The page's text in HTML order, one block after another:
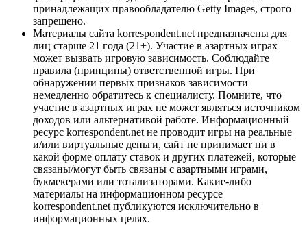
принадлежащих правообладателю Getty Images, строго
запрещено.
Материалы сайта korrespondent.net предназначены для
лиц старше 21 года (21+). Участие в азартных играх
может вызвать игровую зависимость. Соблюдайте
правила (принципы) ответственной игры. При
обнаружении первых признаков зависимости
немедленно обратитесь к специалисту. Помните, что
участие в азартных играх не может являться источником
доходов или альтернативой работе. Информационный
ресурс korrespondent.net не проводит игры на реальные
и/или виртуальные деньги, сайт не принимает ни в
какой форме оплату ставок и других платежей, которые
связаны/могут быть связаны с азартными играми,
букмекерами или тотализаторами. Какие-либо
материалы на информационном ресурсе
korrespondent.net публикуются исключительно в
информационных целях.